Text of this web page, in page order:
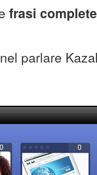
frasi complete
nel parlare